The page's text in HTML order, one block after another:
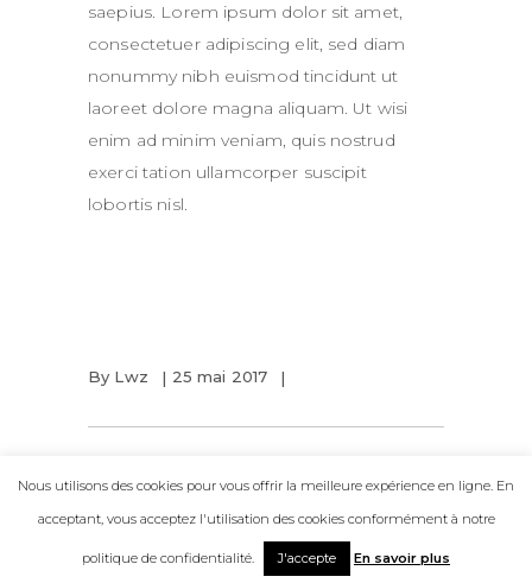
saepius. Lorem ipsum dolor sit amet,
consectetuer adipiscing elit, sed diam
nonummy nibh euismod tincidunt ut
laoreet dolore magna aliquam. Ut wisi
enim ad minim veniam, quis nostrud
exerci tation ullamcorper suscipit
lobortis nisl.
By Lwz 25 mai 2017
– Copyright Lwiiiz.art – 2026 – Politique de confidentialité –
Mentions
Nous utilisons des cookies pour vous offrir la meilleure expérience en ligne. En
acceptant, vous acceptez l'utilisation des cookies conformément à notre
politique de confidentialité. J'accepte En savoir plus